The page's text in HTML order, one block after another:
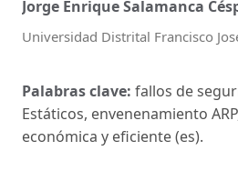
Jorge Enrique Salamanca
Universidad Distrital Francisco
Palabras clave: fallos de
Estáticos, envenenamiento
económica y eficiente (es).